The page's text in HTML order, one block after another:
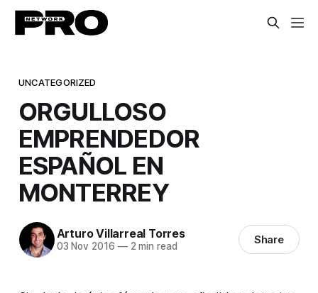
UNCATEGORIZED
ORGULLOSO
EMPRENDEDOR
ESPAÑOL EN
MONTERREY
Arturo Villarreal Torres
03 Nov 2016 —2 min read Share